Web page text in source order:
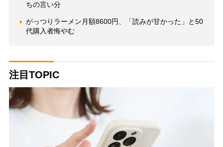
ちの言い分
がっつりラーメン月額8600円、「読みが甘かった」と50
代購入者悔やむ
注目TOPIC